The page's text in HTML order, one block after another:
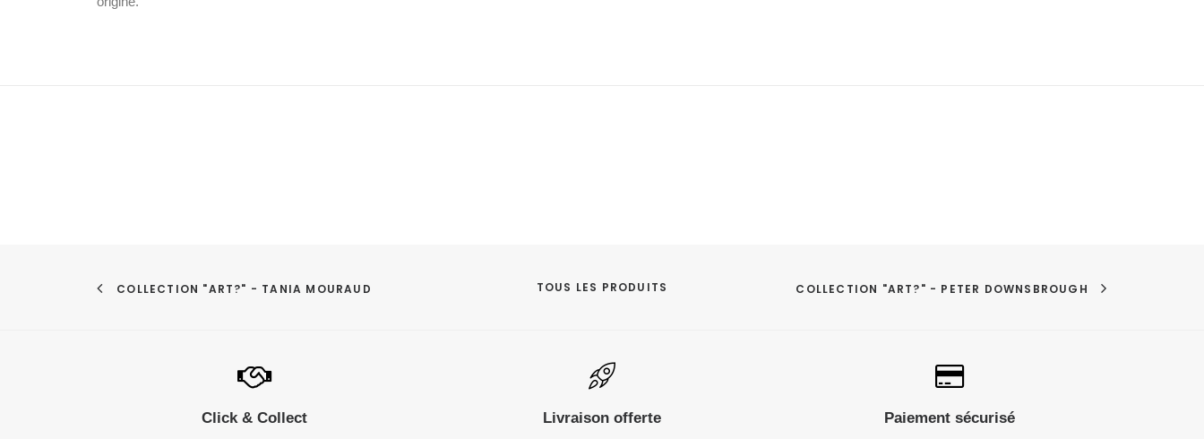
COLLECTION "ART?" - TANIA MOURAUD TOUS LES PRODUITS COLLECTION "ART?" - PETER DOWNSBROUGH
Click & Collect Livraison offerte Paiement sécurisé